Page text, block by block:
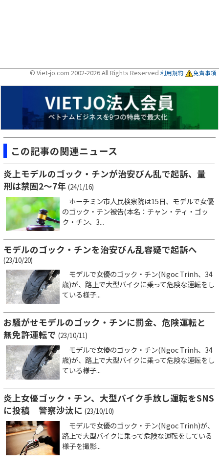
© Viet-jo.com 2002-2026 All Rights Reserved 利用規約 免責事項
この記事の関連ニュース
炎上モデルのゴック・チンが治安びん乱で起訴、量
刑は禁固2～7年 (24/1/16)
ホーチミン市人民検察院は15日、モデルで女優
のゴック・チン被告(本名：チャン・ティ・ゴッ
ク・チン、3...
モデルのゴック・チンを治安びん乱容疑で起訴へ
(23/10/20)
モデルで女優のゴック・チン(Ngoc Trinh、34
歳)が、路上で大型バイクに乗って危険な運転をし
ている様子...
お騒がせモデルのゴック・チンに罰金、危険運転と
無免許運転で (23/10/11)
モデルで女優のゴック・チン(Ngoc Trinh、34
歳)が、路上で大型バイクに乗って危険な運転をし
ている様子...
炎上女優ゴック・チン、大型バイク手放し運転をSNS
に投稿 警察沙汰に (23/10/10)
モデルで女優のゴック・チン(Ngoc Trinh)が、
路上で大型バイクに乗って危険な運転をしている
様子を撮影...